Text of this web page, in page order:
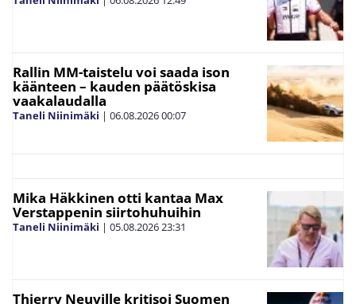
Rallin MM-taistelu voi saada ison
käänteen – kauden päätöskisa
vaakalaudalla
Taneli Niinimäki | 06.08.202600:07
Mika Häkkinen otti kantaa Max
Verstappenin siirtohuhuihin
Taneli Niinimäki | 05.08.202623:31
Thierry Neuville kritisoi Suomen